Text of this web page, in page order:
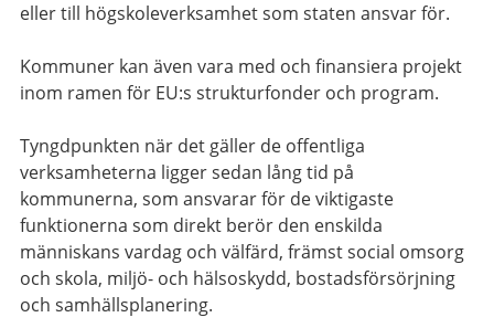
eller till högskoleverksamhet som staten ansvar för.
Kommuner kan även vara med och finansiera projekt
inom ramen för EU:s strukturfonder och program.
Tyngdpunkten när det gäller de offentliga
verksamheterna ligger sedan lång tid på
kommunerna, som ansvarar för de viktigaste
funktionerna som direkt berör den enskilda
människans vardag och välfärd, främst social omsorg
och skola, miljö- och hälsoskydd, bostadsförsörjning
och samhällsplanering.